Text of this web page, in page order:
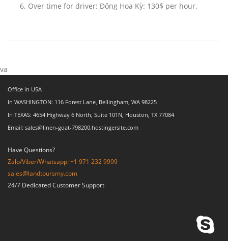
Over time for driver: Đông Hoa Kỳ: 130$ per hour.
va
Office in USA
In WASHINGTON: 116 Forest Lane, Bellingham, WA 98225
In TEXAS: 4654 Highway 6 North, Suite 101N, Houston, TX 77084
Email: sales@linen-goat-798200.hostingersite.com
Have Questions?
Zalo/Viber/Whatsapp: +1 971 232 9999
sales@landtoursmy.com
24/7 Dedicated Customer Support